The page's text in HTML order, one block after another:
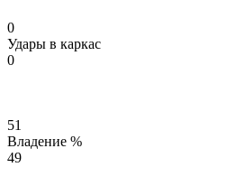
0
Удары в каркас
0
51
Владение %
49